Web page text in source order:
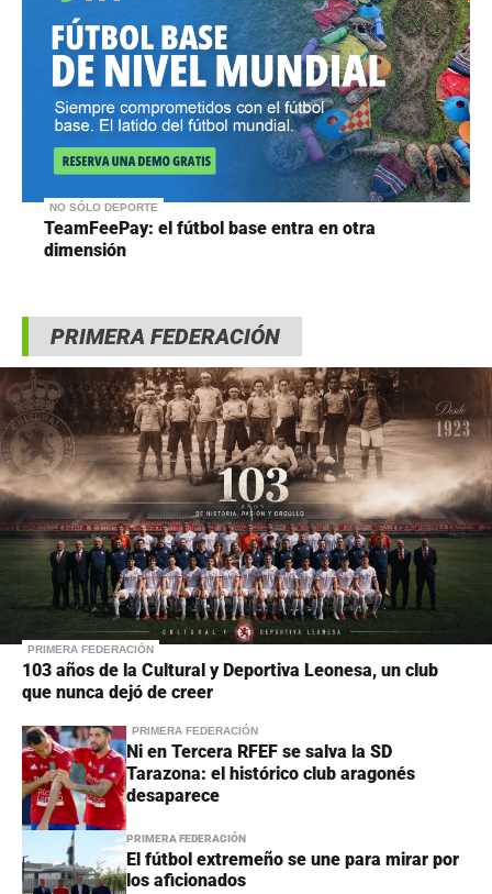
NO SÓLO DEPORTE
TeamFeePay: el fútbol base entra en otra
dimensión
PRIMERA FEDERACIÓN
PRIMERA FEDERACIÓN
103 años de la Cultural y Deportiva Leonesa, un club
que nunca dejó de creer
PRIMERA FEDERACIÓN
Ni en Tercera RFEF se salva la SD
Tarazona: el histórico club aragonés
desaparece
PRIMERA FEDERACIÓN
El fútbol extremeño se une para mirar por
los aficionados